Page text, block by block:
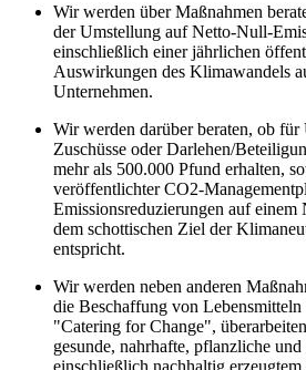
Wir werden über Maßnahmen
der Umstellung auf Netto-Null-
einschließlich einer jährlichen
Auswirkungen des Klimawandels
Unternehmen.
Wir werden darüber beraten, ob für
Zuschüsse oder Darlehen/
mehr als 500.000 Pfund erhalten,
veröffentlichter CO2-
Emissionsreduzierungen auf einem
dem schottischen Ziel der
entspricht.
Wir werden neben anderen
die Beschaffung von
"Catering for Change",
gesunde, nahrhafte, pflanzliche
einschließlich nachhaltig